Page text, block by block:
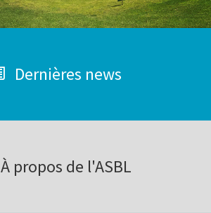
Dernières news
À propos de l'ASBL